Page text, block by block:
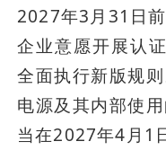
2027年3月31日
企业意愿开展认
全面执行新版规
电源及其内部使
当在2027年4月1